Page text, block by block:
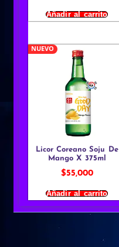
Añadir al carrito
NUEVO
Licor Coreano Soju De
Mango X 375ml
$55,000
Añadir al carrito